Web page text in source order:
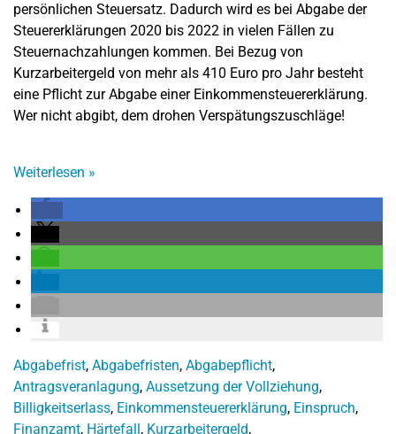
persönlichen Steuersatz. Dadurch wird es bei Abgabe der
Steuererklärungen 2020 bis 2022 in vielen Fällen zu
Steuernachzahlungen kommen. Bei Bezug von
Kurzarbeitergeld von mehr als 410 Euro pro Jahr besteht
eine Pflicht zur Abgabe einer Einkommensteuererklärung.
Wer nicht abgibt, dem drohen Verspätungszuschläge!
Weiterlesen »
Abgabefrist, Abgabefristen, Abgabepflicht,
Antragsveranlagung, Aussetzung der Vollziehung,
Billigkeitserlass, Einkommensteuererklärung, Einspruch,
Finanzamt, Härtefall, Kurzarbeitergeld,